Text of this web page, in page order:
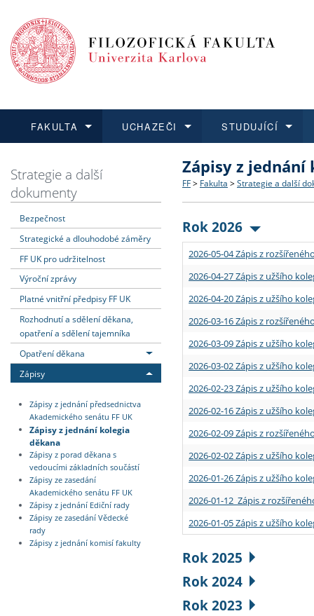
FAKULTA
Dozvědět se více
Struktura a historie
Strategie a další
Podpora a benefity pro
Absolventi fakulty
UCHAZEČI
Podat přihlášku
Co studovat a jak se
Učitelské studijní
Informace k průběhu
STUDUJÍCÍ
Dozvědět se více
Bakalářské a magisterské
Doktorské studium
Rigorózní řízení
Dozvědět se více
O vědě a výzkumu na FF
Akademické kvalifikace
Granty a projekty
Dozvědět se více
Aktuální nabídky a
Vyjíždějící studenti
Přijíždějící studenti
Vyjíždějící zaměstnanci
Strategie a další
dokumenty
Bezpečnost
Strategické a dlouhodobé záměry
FF UK pro udržitelnost
Výroční zprávy
Platné vnitřní předpisy FF UK
Rozhodnutí a sdělení děkana,
opatření a sdělení tajemníka
Opatření děkana
Zápisy
Zápisy z jednání předsednictva
Akademického senátu FF UK
Zápisy z jednání kolegia
děkana
Zápisy z porad děkana s
vedoucími základních součástí
Zápisy ze zasedání
Akademického senátu FF UK
Zápisy z jednání Ediční rady
Zápisy ze zasedání Vědecké
rady
Zápisy z jednání komisí fakulty
Zápisy z jednání
FF > Fakulta > Strategie a další
Rok 2026
2026-05-04 Zápis z
2026-04-27 Zápis z užšího
2026-04-20 Zápis z užšího
2026-03-16 Zápis z
2026-03-09 Zápis z užšího
2026-03-02 Zápis z užšího
2026-02-23 Zápis z užšího
2026-02-16 Zápis z užšího
2026-02-09 Zápis z
2026-02-02 Zápis z užšího
2026-01-26 Zápis z užšího
2026-01-12 Zápis z
2026-01-05 Zápis z užšího
Rok 2025
Rok 2024
Rok 2023